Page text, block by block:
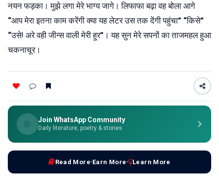
नयन फड़का। मुझे लगा मेरे भाग्य जागे। लिफाफा बढ़ा वह बोला आगे
“आप मेरा इतना काम करेंगी क्या यह लेटर उस तक देंगी पहुंचा” “किसे”
“उसे! अरे वही जीन्स वाली मेरी हूर” । यह सुन मेरे सपनों का ताजमहल हुआ
चकनाचूर।
Join WhatsApp Community
Daily literature, poetry & stories
Read More Earn More Learn More